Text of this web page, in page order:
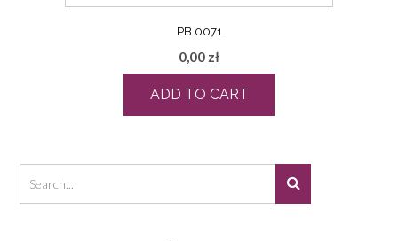
PB 0071
0,00 zł
ADD TO CART